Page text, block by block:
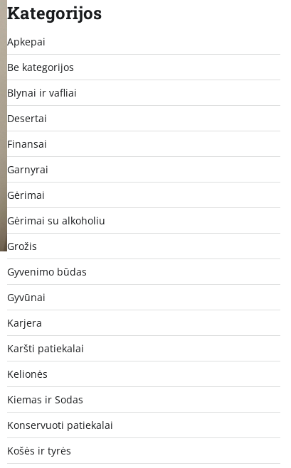
Kategorijos
Apkepai
Be kategorijos
Blynai ir vafliai
Desertai
Finansai
Garnyrai
Gėrimai
Gėrimai su alkoholiu
Grožis
Gyvenimo būdas
Gyvūnai
Karjera
Karšti patiekalai
Kelionės
Kiemas ir Sodas
Konservuoti patiekalai
Košės ir tyrės